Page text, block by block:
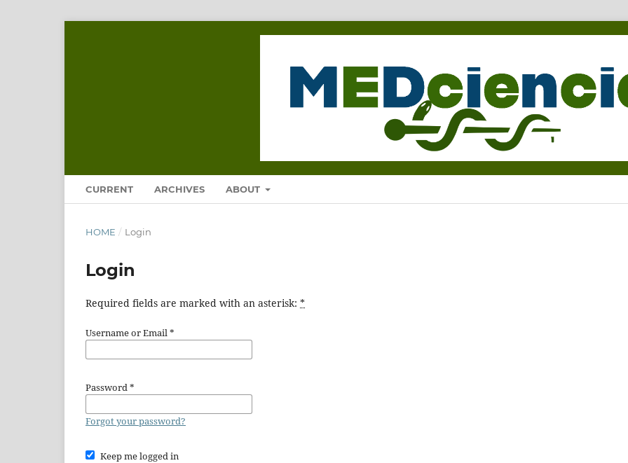
CURRENT ARCHIVES ABOUT
HOME / Login
Login
Required fields are marked with an asterisk: *
Username or Email*
Password*
Forgot your password?
Keep me logged in